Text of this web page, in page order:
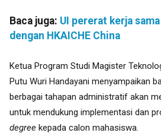
Baca juga: UI pererat kerja
dengan HKAICHE China
Ketua Program Studi Magister
Putu Wuri Handayani menyampaikan
berbagai tahapan administratif akan
untuk mendukung implementasi dan
degree kepada calon mahasiswa.